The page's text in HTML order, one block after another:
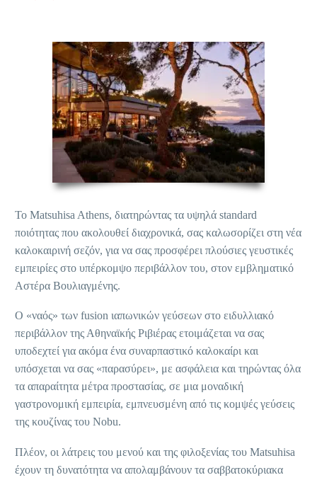
Το Matsuhisa Athens, διατηρώντας τα υψηλά standard
ποιότητας που ακολουθεί διαχρονικά, σας καλωσορίζει στη νέα
καλοκαιρινή σεζόν, για να σας προσφέρει πλούσιες γευστικές
εμπειρίες στο υπέρκομψο περιβάλλον του, στον εμβληματικό
Αστέρα Βουλιαγμένης.
Ο «ναός» των fusion ιαπωνικών γεύσεων στο ειδυλλιακό
περιβάλλον της Αθηναϊκής Ριβιέρας ετοιμάζεται να σας
υποδεχτεί για ακόμα ένα συναρπαστικό καλοκαίρι και
υπόσχεται να σας «παρασύρει», με ασφάλεια και τηρώντας όλα
τα απαραίτητα μέτρα προστασίας, σε μια μοναδική
γαστρονομική εμπειρία, εμπνευσμένη από τις κομψές γεύσεις
της κουζίνας του Nobu.
Πλέον, οι λάτρεις του μενού και της φιλοξενίας του Matsuhisa
έχουν τη δυνατότητα να απολαμβάνουν τα σαββατοκύριακα